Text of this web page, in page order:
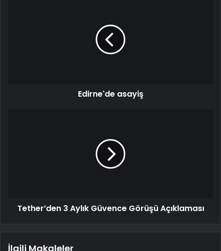
Edirne'de asayiş
Tether’den 3 Aylık Güvence Görüşü Açıklaması
İlgili Makaleler